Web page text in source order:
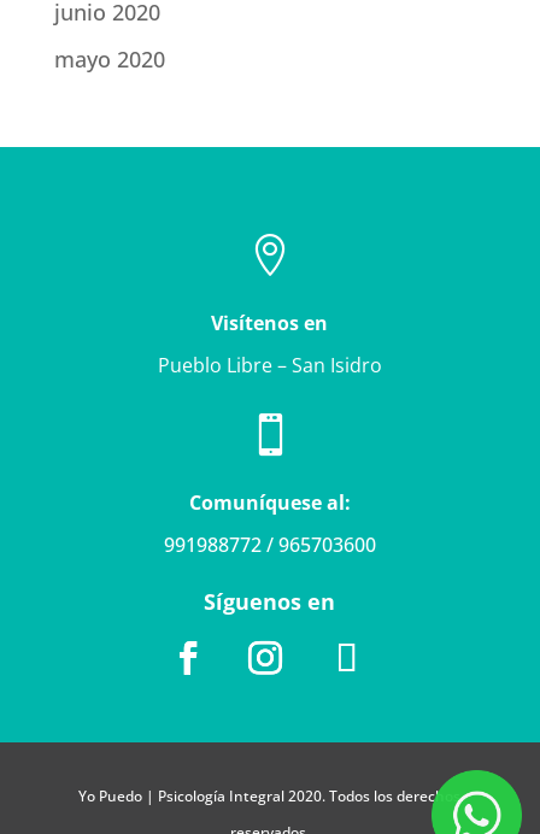
junio 2020
mayo 2020

Visítenos en
Pueblo Libre – San Isidro

Comuníquese al:
991988772 / 965703600
Síguenos en
Yo Puedo | Psicología Integral 2020. Todos los derechos